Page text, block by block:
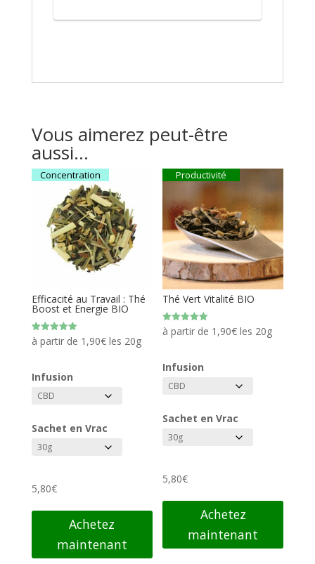
Vous aimerez peut-être
aussi…
Concentration
Efficacité au Travail : Thé
Boost et Energie BIO
Note
5.00
à partir de 1,90€les 20g
Infusion
Sachet en Vrac
5,80€
Achetez
maintenant
Productivité
Thé Vert Vitalité BIO
Note
5.00
à partir de 1,90€ les 20g
Infusion
Sachet en Vrac
5,80€
Achetez
maintenant